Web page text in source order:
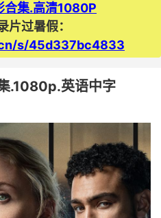
合集.高清1080P
过暑假：
s/45d337bc4833
.1080p.英语中字